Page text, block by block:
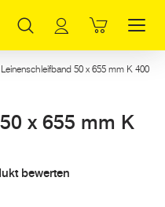
Leinenschleifband 50 x 655 mm K 400
x 655 mm K
bewerten